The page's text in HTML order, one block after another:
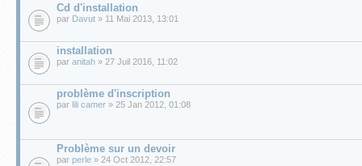
Cd d'installation
par Davut » 11 Mai 2013, 13:01
installation
par anitah » 27 Juil 2016, 11:02
problème d'inscription
par lili camer » 25 Jan 2012, 01:08
Problème sur un devoir
par perle » 24 Oct 2012, 22:57